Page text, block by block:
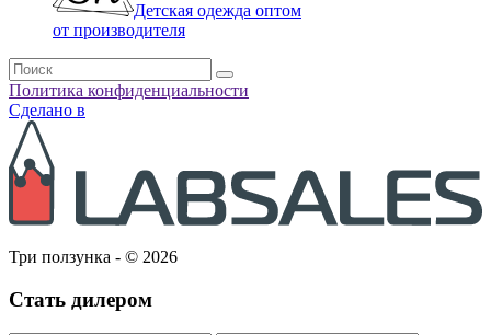
Детская одежда оптом
от производителя
Политика конфиденциальности
Сделано в
Три ползунка - © 2026
Стать дилером